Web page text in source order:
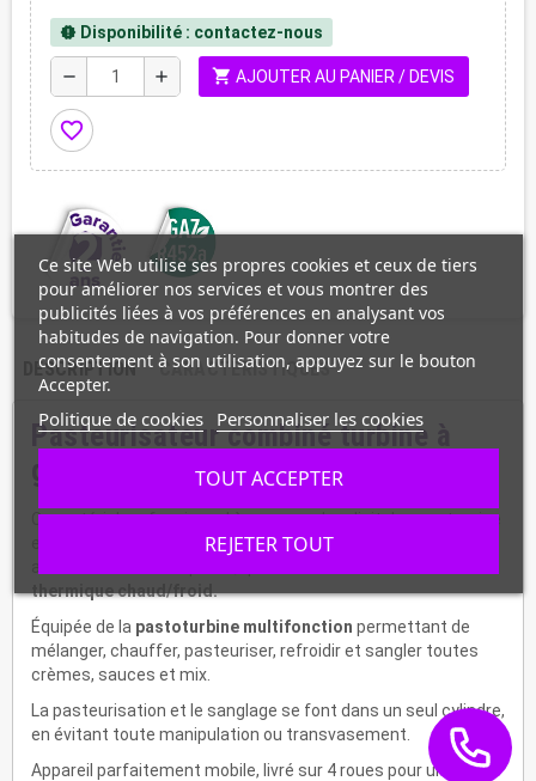
new_releases Disponibilité : contactez-nous
remove add shopping_cart AJOUTER AU PANIER / DEVIS
favorite_border
DESCRIPTION CARACTÉRISTIQUES
Pasteurisateur combiné turbine à
glace 35 L/h PCT/10-35WT
Ce matériel professionnel à commandes digitales pasteurise
et refroidit tous types de mélanges ou de produits
thermique chaud/froid.
Équipée de la pastoturbine multifonction permettant de
mélanger, chauffer, pasteuriser, refroidir et sangler toutes
crèmes, sauces et mix.
La pasteurisation et le sanglage se font dans un seul cylindre,
en évitant toute manipulation ou transvasement.
Appareil parfaitement mobile, livré sur 4 roues pour un
Ce site Web utilise ses propres cookies et ceux de tiers
pour améliorer nos services et vous montrer des
publicités liées à vos préférences en analysant vos
habitudes de navigation. Pour donner votre
consentement à son utilisation, appuyez sur le bouton
Accepter.
Politique de cookies Personnaliser les cookies
REJETER TOUT
TOUT ACCEPTER